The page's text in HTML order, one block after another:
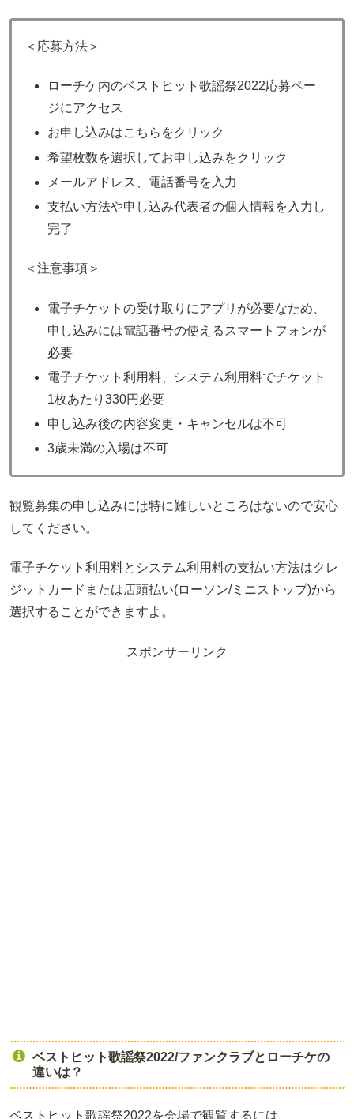
＜応募方法＞
ローチケ内のベストヒット歌謡祭2022応募ペー
ジにアクセス
お申し込みはこちらをクリック
希望枚数を選択してお申し込みをクリック
メールアドレス、電話番号を入力
支払い方法や申し込み代表者の個人情報を入力し
完了
＜注意事項＞
電子チケットの受け取りにアプリが必要なため、
申し込みには電話番号の使えるスマートフォンが
必要
電子チケット利用料、システム利用料でチケット
1枚あたり330円必要
申し込み後の内容変更・キャンセルは不可
3歳未満の入場は不可
観覧募集の申し込みには特に難しいところはないので安心
してください。
電子チケット利用料とシステム利用料の支払い方法はクレ
ジットカードまたは店頭払い(ローソン/ミニストップ)から
選択することができますよ。
スポンサーリンク
ベストヒット歌謡祭2022/ファンクラブとローチケの
違いは？
ベストヒット歌謡祭2022を会場で観覧するには